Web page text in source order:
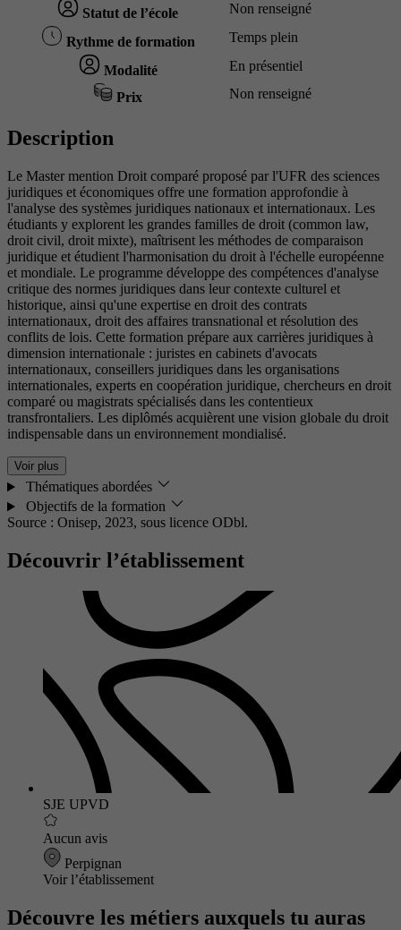
Statut de l’école Non renseigné
Rythme de formation Temps plein
Modalité En présentiel
Prix Non renseigné
Description
Le Master mention Droit comparé proposé par l'UFR des sciences
juridiques et économiques offre une formation approfondie à
l'analyse des systèmes juridiques nationaux et internationaux. Les
étudiants y explorent les grandes familles de droit (common law,
droit civil, droit mixte), maîtrisent les méthodes de comparaison
juridique et étudient l'harmonisation du droit à l'échelle européenne
et mondiale. Le programme développe des compétences d'analyse
critique des normes juridiques dans leur contexte culturel et
historique, ainsi qu'une expertise en droit des contrats
internationaux, droit des affaires transnational et résolution des
conflits de lois. Cette formation prépare aux carrières juridiques à
dimension internationale : juristes en cabinets d'avocats
internationaux, conseillers juridiques dans les organisations
internationales, experts en coopération juridique, chercheurs en droit
comparé ou magistrats spécialisés dans les contentieux
transfrontaliers. Les diplômés acquièrent une vision globale du droit
indispensable dans un environnement mondialisé.
Voir plus
Thématiques abordées
Objectifs de la formation
Source : Onisep, 2023, sous licence ODbl.
Découvrir l’établissement
SJE UPVD
Aucun avis
Perpignan
Voir l’établissement
Découvre les métiers auxquels tu auras